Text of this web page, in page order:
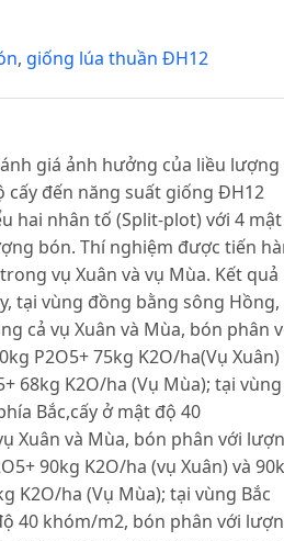
, giống lúa thuần ĐH12
giá ảnh hưởng của liều lượng
cấy đến năng suất giống ĐH12
hai nhân tố (Split-plot) với 4 mật
bón. Thí nghiệm được tiến
vụ Xuân và vụ Mùa. Kết quả
tại vùng đồng bằng sông Hồng,
cả vụ Xuân và Mùa, bón phân
P2O5+ 75kg K2O/ha(Vụ Xuân)
68kg K2O/ha (Vụ Mùa); tại vùng
Bắc,cấy ở mật độ 40
Xuân và Mùa, bón phân với
90kg K2O/ha (vụ Xuân) và
K2O/ha (Vụ Mùa); tại vùng Bắc
40 khóm/m2, bón phân với